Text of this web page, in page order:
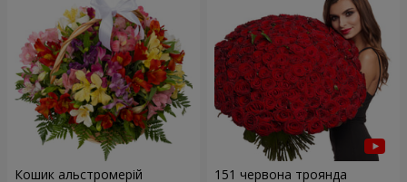
Кошик альстромерій 151 червона троянда